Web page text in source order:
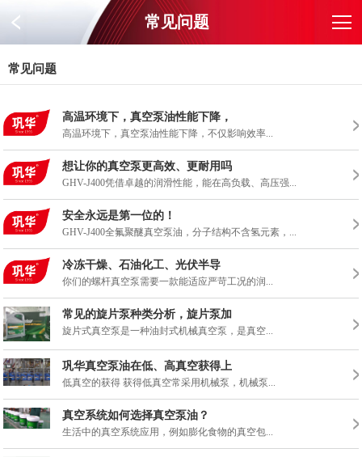
常见问题
常见问题
高温环境下，真空泵油性能下降，
高温环境下，真空泵油性能下降，不仅影响效率...
想让你的真空泵更高效、更耐用吗
GHV-J400凭借卓越的润滑性能，能在高负载、高压强...
安全永远是第一位的！
GHV-J400全氟聚醚真空泵油，分子结构不含氢元素，...
冷冻干燥、石油化工、光伏半导
你们的螺杆真空泵需要一款能适应严苛工况的润...
常见的旋片泵种类分析，旋片泵加
旋片式真空泵是一种油封式机械真空泵，是真空...
巩华真空泵油在低、高真空获得上
低真空的获得 获得低真空常采用机械泵，机械泵...
真空系统如何选择真空泵油？
生活中的真空系统应用，例如膨化食物的真空包...